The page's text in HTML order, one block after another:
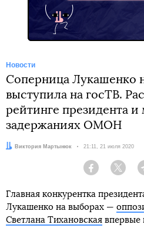
Новости
Соперница Лукашенко
выступила на госТВ.
рейтинге президента и
задержаниях ОМОН
Автор:Виктория Мартынюк Дата:
21:11, 21 июля 2020
Facebook Twitter
Главная конкурентка
Лукашенко на выборах —
Светлана Тихановская впервые